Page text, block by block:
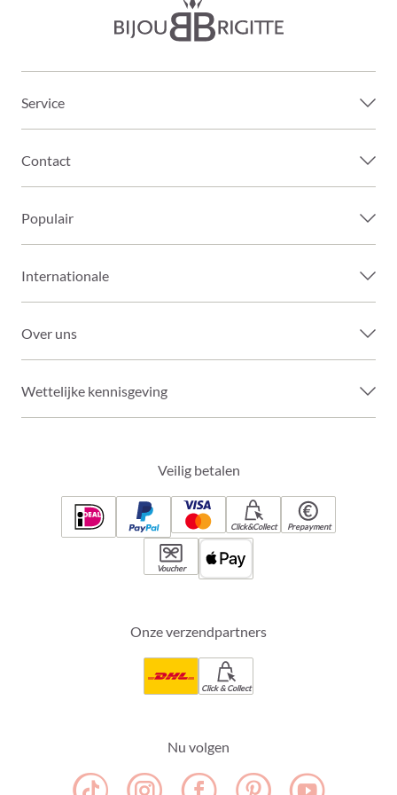
Service
Contact
Populair
Internationale
Over uns
Wettelijke kennisgeving
Veilig betalen
Click&Collect Prepayment
Voucher
Onze verzendpartners
Click & Collect
Nu volgen